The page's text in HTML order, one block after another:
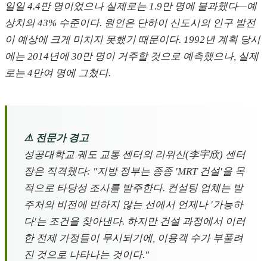
일일 4.4만 명이었으나 실제로는 1.9만 명에 불과했다—예
상치의 43% 수준이다. 원인은 단하이 신도시의 인구 발전
이 예상에 크게 미치지 못했기 때문이다. 1992년 계획 당시
에는 2014년에 30만 명이 거주할 것으로 예측했으나, 실제
로는 4만여 명에 그쳤다.
⚠️ 전문가 경고
성공대학교 궤도 교통 센터의 리위신(李宇欣) 센터
장은 직격했다: "지방 정부는 종종 'MRT 건설'을 목
적으로 타당성 조사를 발주한다. 컨설팅 업체는 발
주처의 비전에 반하지 않는 선에서 언제나 '가능하
다'는 조건을 찾아낸다. 하지만 건설 과정에서 이러
한 전제 가정들이 무시되기에, 이용객 수가 부풀려
진 것으로 나타나는 것이다."